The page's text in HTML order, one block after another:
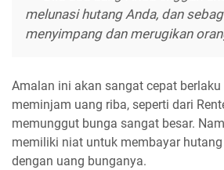
melunasi hutang Anda, dan
menyimpang dan merugikan
Amalan ini akan sangat cepat
meminjam uang riba, seperti dari
memunggut bunga sangat besar.
memiliki niat untuk membayar
dengan uang bunganya.